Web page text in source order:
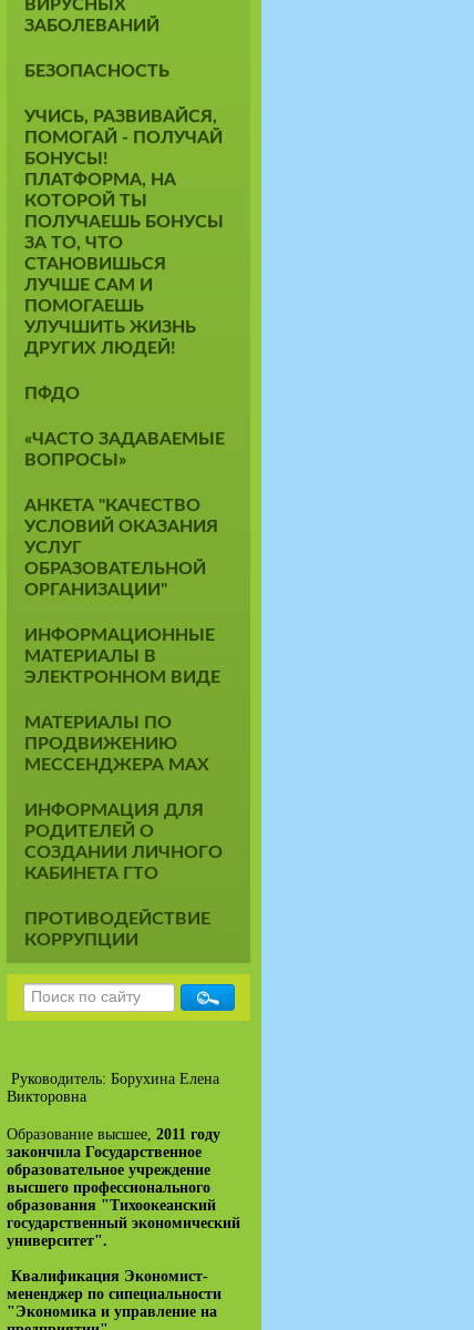
ВИРУСНЫХ
ЗАБОЛЕВАНИЙ
БЕЗОПАСНОСТЬ
УЧИСЬ, РАЗВИВАЙСЯ,
ПОМОГАЙ - ПОЛУЧАЙ
БОНУСЫ!
ПЛАТФОРМА, НА
КОТОРОЙ ТЫ
ПОЛУЧАЕШЬ БОНУСЫ
ЗА ТО, ЧТО
СТАНОВИШЬСЯ
ЛУЧШЕ САМ И
ПОМОГАЕШЬ
УЛУЧШИТЬ ЖИЗНЬ
ДРУГИХ ЛЮДЕЙ!
ПФДО
«ЧАСТО ЗАДАВАЕМЫЕ
ВОПРОСЫ»
АНКЕТА "КАЧЕСТВО
УСЛОВИЙ ОКАЗАНИЯ
УСЛУГ
ОБРАЗОВАТЕЛЬНОЙ
ОРГАНИЗАЦИИ"
ИНФОРМАЦИОННЫЕ
МАТЕРИАЛЫ В
ЭЛЕКТРОННОМ ВИДЕ
МАТЕРИАЛЫ ПО
ПРОДВИЖЕНИЮ
МЕССЕНДЖЕРА MAX
ИНФОРМАЦИЯ ДЛЯ
РОДИТЕЛЕЙ О
СОЗДАНИИ ЛИЧНОГО
КАБИНЕТА ГТО
ПРОТИВОДЕЙСТВИЕ
КОРРУПЦИИ
Руководитель: Борухина Елена
Викторовна
Образование высшее, 2011 году
закончила Государственное
образовательное учреждение
высшего профессионального
образования "Тихоокеанский
государственный экономический
университет".
Квалификация Экономист-
мененджер по сипециальности
"Экономика и управление на